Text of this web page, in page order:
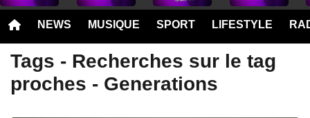
NEWS MUSIQUE SPORT LIFESTYLE
Tags - Recherches sur le tag
proches - Generations